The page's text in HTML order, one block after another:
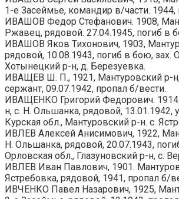
1-е Засеймье, командир в/части. 1944,
ИВАШОВ Федор Стефанович. 1908,
Ржавец, рядовой. 27.04.1945, погиб в
ИВАШОВ Яков Тихонович, 1903,
рядовой, 10.08.1943, погиб в бою, зах.
Хотынецкий р-н, д. Березуевка.
ИВАЩЕВ Ш. П., 1921, Мантуровский р-
сержант, 09.07.1942, пропал б/вести.
ИВАЩЕНКО Григорий Федорович.
н, с. Н. Ольшанка, рядовой, 13.01.1942,
Курская обл., Мантуровский р-н. с.
ИВЛЕВ Алексей Анисимович, 1922,
Н. Ольшанка, рядовой, 20.07.1943,
Орловская обл., Глазуновский р-н, с.
ИВЛЕВ Иван Павлович, 1901.
Ястребовка, рядовой, 1941, пропал б/
ИВЧЕНКО Павел Назарович, 1925,